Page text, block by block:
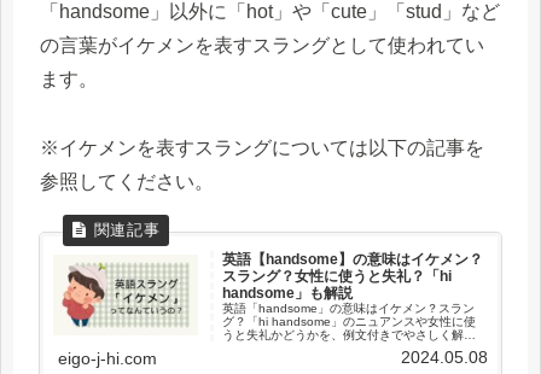
「handsome」以外に「hot」や「cute」「stud」など
の言葉がイケメンを表すスラングとして使われてい
ます。
※イケメンを表すスラングについては以下の記事を
参照してください。
英語【handsome】の意味はイケメン？
スラング？女性に使うと失礼？「hi
handsome」も解説
英語「handsome」の意味はイケメン？スラン
グ？「hi handsome」のニュアンスや女性に使
うと失礼かどうかを、例文付きでやさしく解説
eigo-j-hi.com 2024.05.08